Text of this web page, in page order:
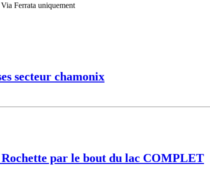
Via Ferrata uniquement
secteur chamonix
par le bout du lac COMPLET